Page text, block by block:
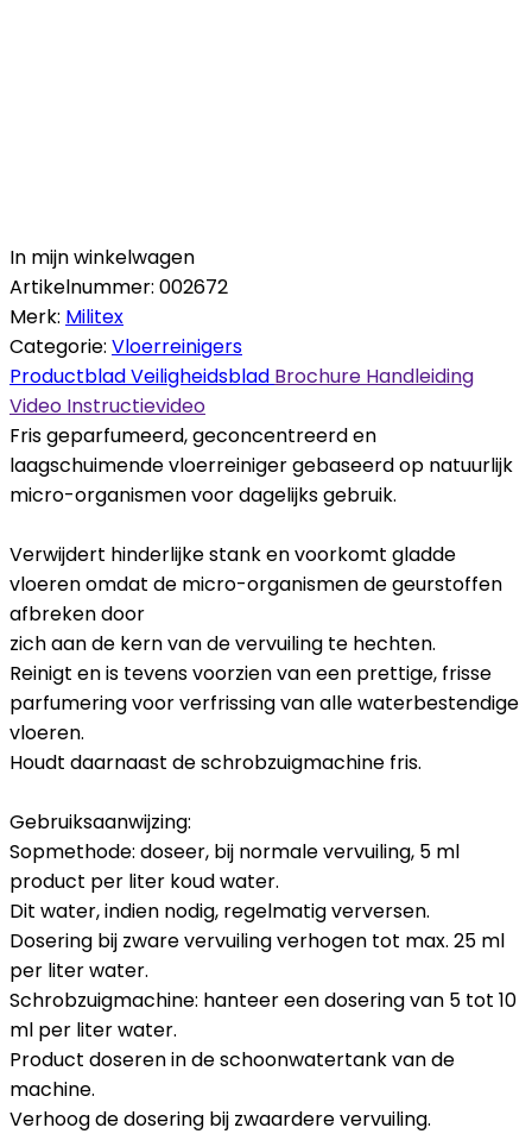
In mijn winkelwagen
Artikelnummer: 002672
Merk: Militex
Categorie: Vloerreinigers
ProductbladVeiligheidsblad Brochure Handleiding
Video Instructievideo
Fris geparfumeerd, geconcentreerd en
laagschuimende vloerreiniger gebaseerd op natuurlijk
micro-organismen voor dagelijks gebruik.
Verwijdert hinderlijke stank en voorkomt gladde
vloeren omdat de micro-organismen de geurstoffen
afbreken door
zich aan de kern van de vervuiling te hechten.
Reinigt en is tevens voorzien van een prettige, frisse
parfumering voor verfrissing van alle waterbestendige
vloeren.
Houdt daarnaast de schrobzuigmachine fris.
Gebruiksaanwijzing:
Sopmethode: doseer, bij normale vervuiling, 5 ml
product per liter koud water.
Dit water, indien nodig, regelmatig verversen.
Dosering bij zware vervuiling verhogen tot max. 25 ml
per liter water.
Schrobzuigmachine: hanteer een dosering van 5 tot 10
ml per liter water.
Product doseren in de schoonwatertank van de
machine.
Verhoog de dosering bij zwaardere vervuiling.